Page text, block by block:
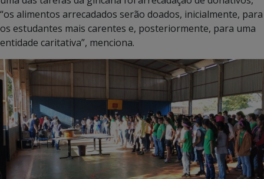
“os alimentos arrecadados serão doados, inicialmente, para
os estudantes mais carentes e, posteriormente, para uma
entidade caritativa”, menciona.